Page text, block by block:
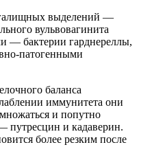
выделений —
вульвовагинита
— бактерии гарднереллы,
патогенными
баланса
иммунитета они
и попутно
путресцин и кадаверин.
более резким после